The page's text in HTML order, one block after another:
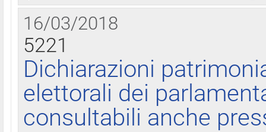
16/03/2018
5221
Dichiarazioni
elettorali dei
consultabili anche